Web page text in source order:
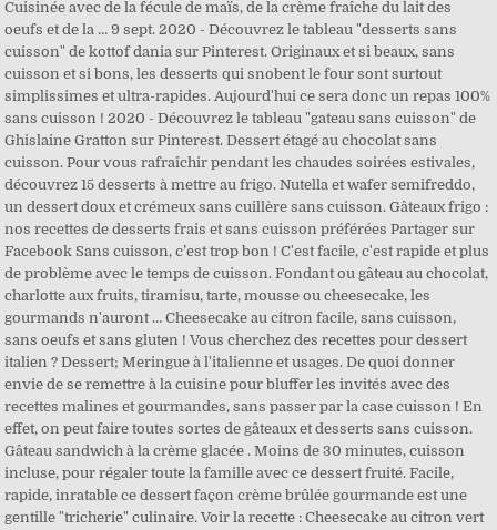
Cuisinée avec de la fécule de maïs, de la crème fraîche du lait des
oeufs et de la … 9 sept. 2020 - Découvrez le tableau "desserts sans
cuisson" de kottof dania sur Pinterest. Originaux et si beaux, sans
cuisson et si bons, les desserts qui snobent le four sont surtout
simplissimes et ultra-rapides. Aujourd'hui ce sera donc un repas 100%
sans cuisson ! 2020 - Découvrez le tableau "gateau sans cuisson" de
Ghislaine Gratton sur Pinterest. Dessert étagé au chocolat sans
cuisson. Pour vous rafraîchir pendant les chaudes soirées estivales,
découvrez 15 desserts à mettre au frigo. Nutella et wafer semifreddo,
un dessert doux et crémeux sans cuillère sans cuisson. Gâteaux frigo :
nos recettes de desserts frais et sans cuisson préférées Partager sur
Facebook Sans cuisson, c’est trop bon ! C'est facile, c'est rapide et plus
de problème avec le temps de cuisson. Fondant ou gâteau au chocolat,
charlotte aux fruits, tiramisu, tarte, mousse ou cheesecake, les
gourmands n'auront … Cheesecake au citron facile, sans cuisson,
sans oeufs et sans gluten ! Vous cherchez des recettes pour dessert
italien ? Dessert; Meringue à l'italienne et usages. De quoi donner
envie de se remettre à la cuisine pour bluffer les invités avec des
recettes malines et gourmandes, sans passer par la case cuisson ! En
effet, on peut faire toutes sortes de gâteaux et desserts sans cuisson.
Gâteau sandwich à la crème glacée . Moins de 30 minutes, cuisson
incluse, pour régaler toute la famille avec ce dessert fruité. Facile,
rapide, inratable ce dessert façon crème brûlée gourmande est une
gentille "tricherie" culinaire. Voir la recette : Cheesecake au citron vert